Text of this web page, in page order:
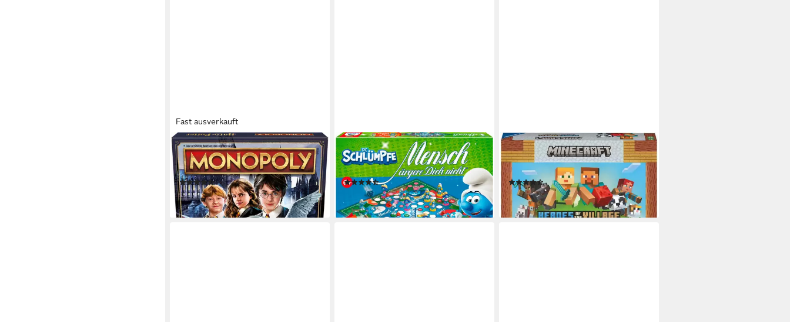
Fast ausverkauft
HASBRO
Spiel Monopoly Harry Potter,
Gesellschaftsspiel
(8)
ab 44,61 €
lieferbar - in 1-2 Werktagen bei dir
SCHMIDT SPIELE
Spiel Mensch ärgere Dich nicht®, Die
Schlümpfe, Familienspiel
(17)
ab 43,15 €
leider ausverkauft
RAVENSBURGER
Spiel Minecraft Heroes of the Village,
Gesellschaftsspiel, Made in Europe
(27)
ab 59,10 €
lieferbar - in 7-9 Werktagen bei dir